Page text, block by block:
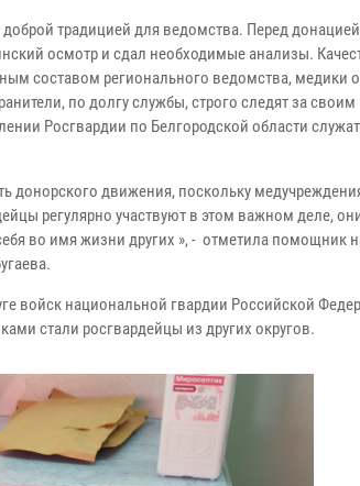
доброй традицией для ведомства. Перед
осмотр и сдал необходимые анализы.
составом регионального ведомства, медики
по долгу службы, строго следят за своим
Росгвардии по Белгородской области
донорского движения, поскольку
регулярно участвуют в этом важном деле,
во имя жизни других », - отметила помощник
войск национальной гвардии Российской
стали росгвардейцы из других округов.